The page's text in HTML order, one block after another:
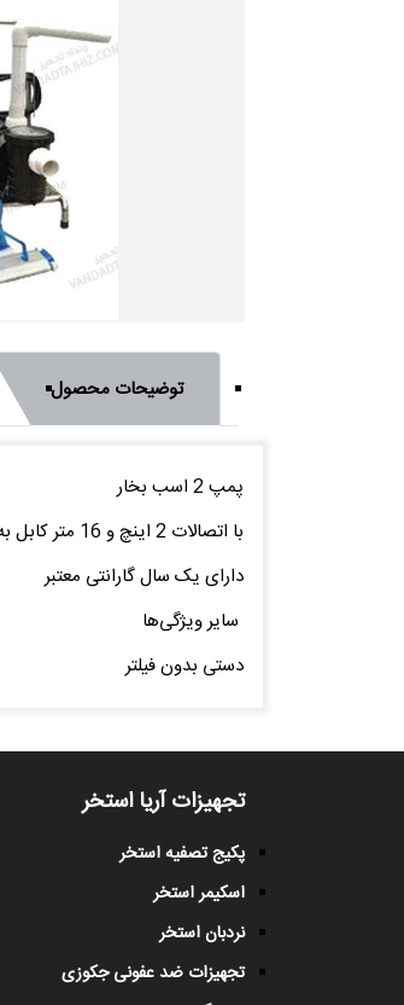
توضیحات محصول
پمپ 2 اسب بخار
با اتصالات 2 اینچ و 16 متر کابل به همرا آداپتور
دارای یک سال گارانتی معتبر
سایر ویژگی‌ها
دستی بدون فیلتر
تجهیزات آریا استخر
پکیج تصفیه استخر
اسکیمر استخر
نردبان استخر
تجهیزات ضد عفونی جکوزی